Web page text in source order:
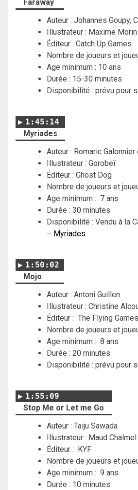
Faraway
Auteur : Johannes Goupy,
Illustrateur : Maxime Morin
Éditeur : Catch Up Games
Nombre de joueurs et
Age minimum : 10 ans
Durée : 15-30 minutes
Disponibilité : prévu pour
1:45:14
Myriades
Auteur : Romaric
Illustrateur : Gorobeï
Éditeur : Ghost Dog
Nombre de joueurs et
Age minimum : 7 ans
Durée : 30 minutes
Disponibilité : Vendu à la
– Myriades
1:50:02
Mojo
Auteur : Antoni Guillen
Illustrateur : Christine
Éditeur : The Flying Games
Nombre de joueurs et
Age minimum : 8 ans
Durée : 20 minutes
Disponibilité : prévu pour
1:55:09
Stop Me or Let me Go
Auteur : Taiju Sawada
Illustrateur : Maud Chalmel
Éditeur :
KYF
Nombre de joueurs et
Age minimum : 9 ans
Durée : 10 minutes